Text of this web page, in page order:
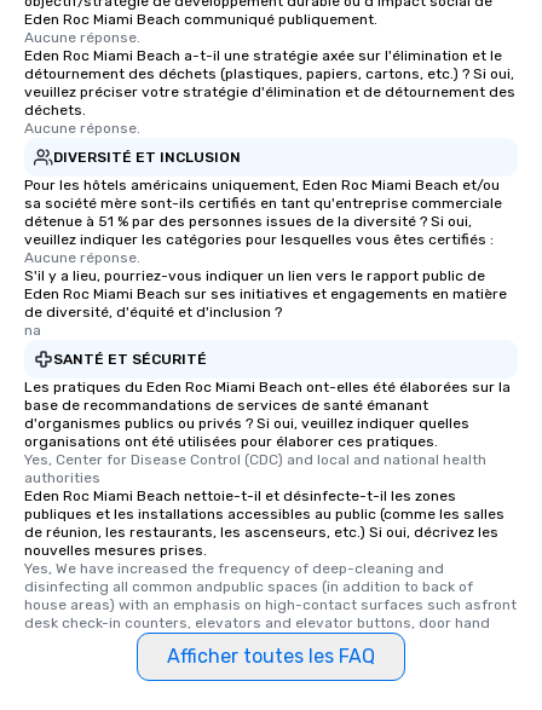
Eden Roc Miami Beach communiqué publiquement.
Aucune réponse.
Eden Roc Miami Beach a-t-il une stratégie axée sur l'élimination et le
détournement des déchets (plastiques, papiers, cartons, etc.) ? Si oui,
veuillez préciser votre stratégie d'élimination et de détournement des
déchets.
Aucune réponse.
DIVERSITÉ ET INCLUSION
Pour les hôtels américains uniquement, Eden Roc Miami Beach et/ou
sa société mère sont-ils certifiés en tant qu'entreprise commerciale
détenue à 51 % par des personnes issues de la diversité ? Si oui,
veuillez indiquer les catégories pour lesquelles vous êtes certifiés :
Aucune réponse.
S'il y a lieu, pourriez-vous indiquer un lien vers le rapport public de
Eden Roc Miami Beach sur ses initiatives et engagements en matière
de diversité, d'équité et d'inclusion ?
na
SANTÉ ET SÉCURITÉ
Les pratiques du Eden Roc Miami Beach ont-elles été élaborées sur la
base de recommandations de services de santé émanant
d'organismes publics ou privés ? Si oui, veuillez indiquer quelles
organisations ont été utilisées pour élaborer ces pratiques.
Yes, Center for Disease Control (CDC) and local and national health
authorities
Eden Roc Miami Beach nettoie-t-il et désinfecte-t-il les zones
publiques et les installations accessibles au public (comme les salles
de réunion, les restaurants, les ascenseurs, etc.) Si oui, décrivez les
nouvelles mesures prises.
Yes, We have increased the frequency of deep-cleaning and
disinfecting all common andpublic spaces (in addition to back of
house areas) with an emphasis on high-contact surfaces such asfront
desk check-in counters, elevators and elevator buttons, door hand
Afficher toutes les FAQ